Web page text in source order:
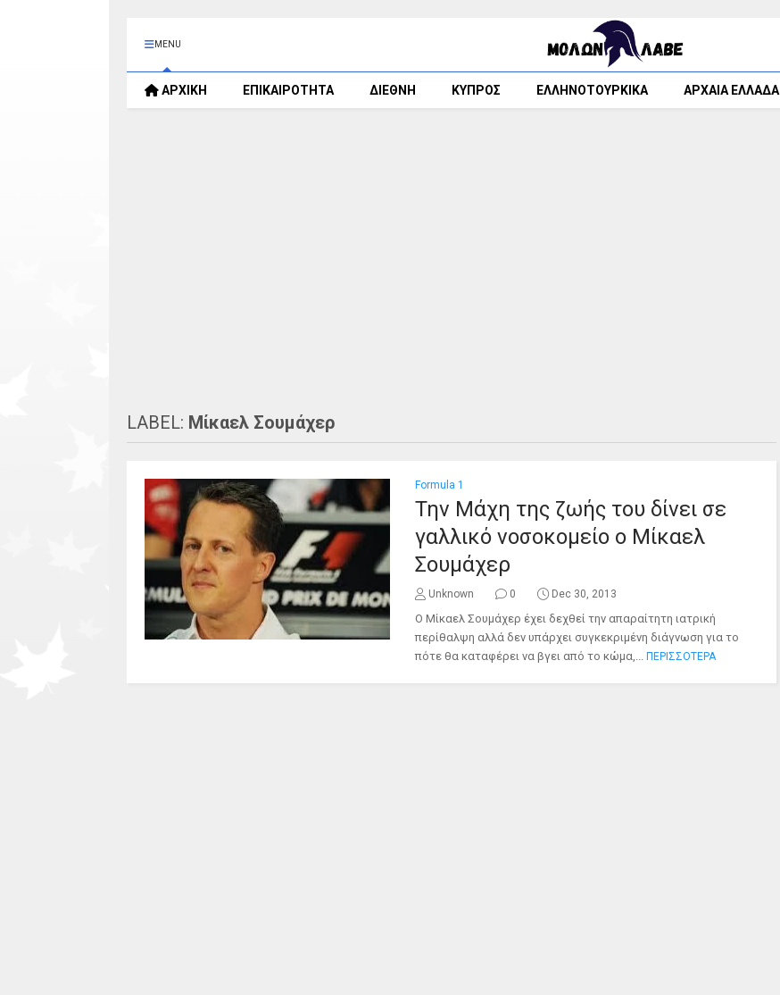
MENU
ΑΡΧΙΚΗ ΕΠΙΚΑΙΡΟΤΗΤΑ ΔΙΕΘΝΗ ΚΥΠΡΟΣ ΕΛΛΗΝΟΤΟΥΡΚΙΚΑ ΑΡΧΑΙΑ ΕΛΛΑΔΑ
LABEL: Μίκαελ Σουμάχερ
Formula 1
Την Μάχη της ζωής του δίνει σε
γαλλικό νοσοκομείο ο Μίκαελ
Σουμάχερ
Unknown 0 Dec 30, 2013
Ο Μίκαελ Σουμάχερ έχει δεχθεί την απαραίτητη ιατρική
περίθαλψη αλλά δεν υπάρχει συγκεκριμένη διάγνωση για το
πότε θα καταφέρει να βγει από το κώμα,... ΠΕΡΙΣΣΟΤΕΡΑ